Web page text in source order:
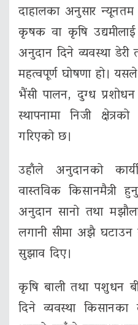
दाहालका अनुसार
कृषक वा कृषि उद्यमीलाई
अनुदान दिने व्यवस्था डेरी
महत्वपूर्ण घोषणा हो।
भैंसी पालन, दुग्ध
स्थापनामा निजी
गरिएको छ।
उहाँले अनुदानको
वास्तविक किसानमैत्री
अनुदान सानो तथा
लगानी सीमा अझै
सुझाव दिए।
कृषि बाली तथा पशुधन
दिने व्यवस्था